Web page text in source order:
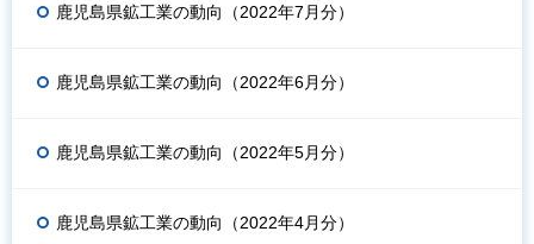
鹿児島県鉱工業の動向（2022年7月分）
鹿児島県鉱工業の動向（2022年6月分）
鹿児島県鉱工業の動向（2022年5月分）
鹿児島県鉱工業の動向（2022年4月分）